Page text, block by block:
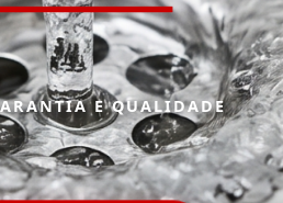
E QUALIDADE